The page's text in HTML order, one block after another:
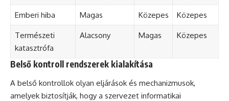
Emberi hiba Magas Közepes Közepes
Természeti
katasztrófa
Alacsony Magas Közepes
Belső kontroll rendszerek kialakítása
A belső kontrollok olyan eljárások és mechanizmusok,
amelyek biztosítják, hogy a szervezet informatikai